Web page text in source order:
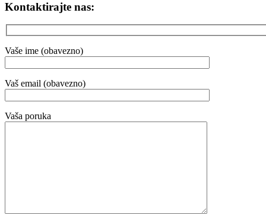
Kontaktirajte nas:
Vaše ime (obavezno)
Vaš email (obavezno)
Vaša poruka